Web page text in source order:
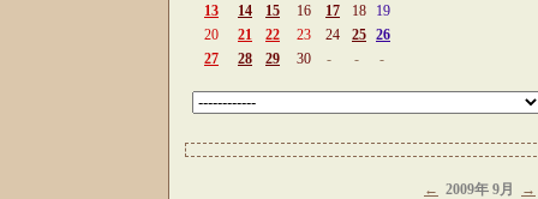
13
14 15 16 17 18
19
20
21 22 23 24 25 26
27
28 29 30 - - -
← 2009年 9月 →